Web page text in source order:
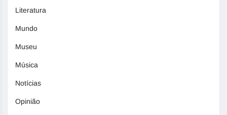
Literatura
Mundo
Museu
Música
Notícias
Opinião